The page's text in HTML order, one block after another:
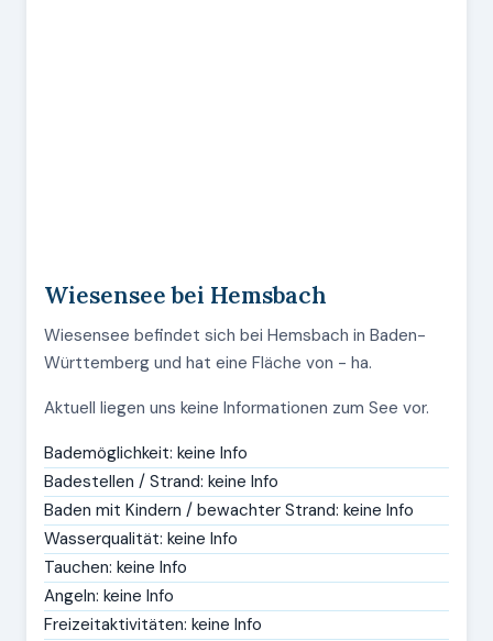
Wiesensee bei Hemsbach
Wiesensee befindet sich bei Hemsbach in Baden-
Württemberg und hat eine Fläche von - ha.
Aktuell liegen uns keine Informationen zum See vor.
Bademöglichkeit: keine Info
Badestellen / Strand: keine Info
Baden mit Kindern / bewachter Strand: keine Info
Wasserqualität: keine Info
Tauchen: keine Info
Angeln: keine Info
Freizeitaktivitäten: keine Info